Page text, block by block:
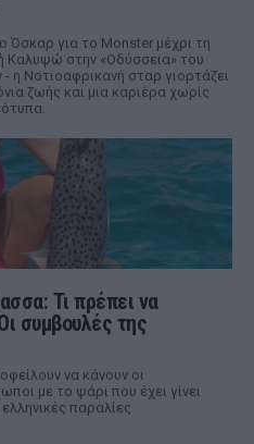
Όσκαρ για το Monster μέχρι τη
Καλυψώ στην «Οδύσσεια» του
- η Νοτιοαφρικανή σταρ γιορτάζει
ζωής και μια καριέρα χωρίς
Τι πρέπει να
συμβουλές της
να κάνουν οι
με το ψάρι που έχει γίνει
παραλίες